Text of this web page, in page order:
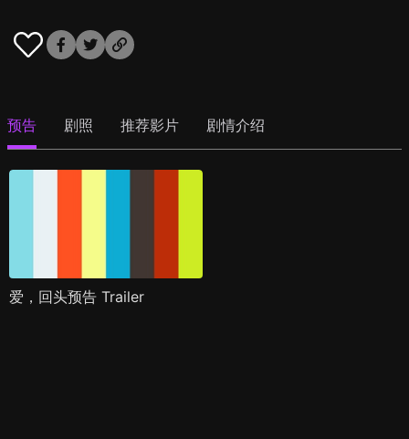
预告 剧照 推荐影片 剧情介绍
爱，回头预告 Trailer